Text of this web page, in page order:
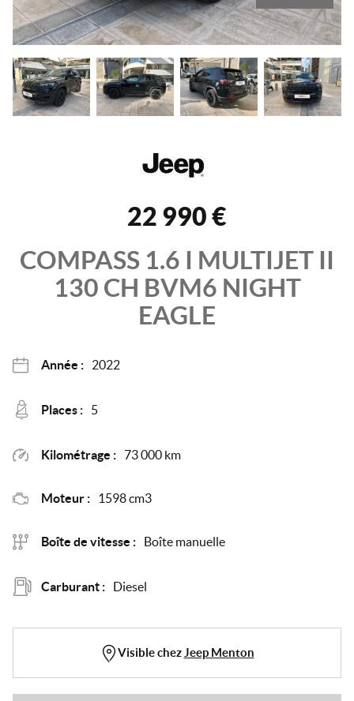
22 990 €
COMPASS 1.6 I MULTIJET II
130 CH BVM6 NIGHT
EAGLE
Année : 2022
Places : 5
Kilométrage : 73 000 km
Moteur : 1598 cm3
Boîte de vitesse : Boîte manuelle
Carburant : Diesel
Visible chez Jeep Menton